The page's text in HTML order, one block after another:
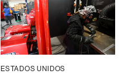
ESTADOS UNIDOS